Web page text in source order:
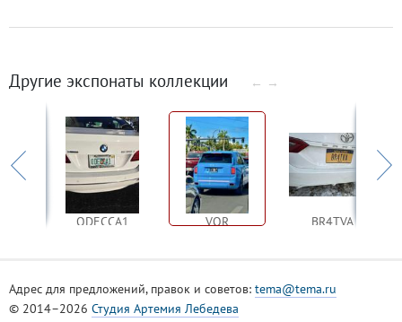
Другие экспонаты коллекции ← →
ODECCA1 VOR BR4TVA
Адрес для предложений, правок и советов: tema@tema.ru
© 2014–2026 Студия Артемия Лебедева